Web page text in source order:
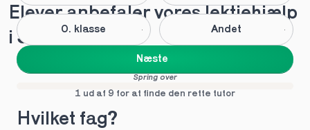
0. klasse Andet
Næste
Spring over
1 ud af 9 for at finde den rette tutor
Hvilket fag?
Elever anbefaler vores lektiehjælp
i Skælskør